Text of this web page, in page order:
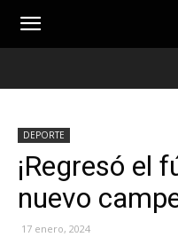
DEPORTE
¡Regresó el
nuevo
17 enero, 2024